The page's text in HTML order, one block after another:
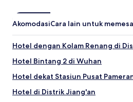
AkomodasiCara lain untuk
Hotel dengan Kolam Renang di
Hotel Bintang 2 di Wuhan
Hotel dekat Stasiun Pusat
Hotel di Distrik Jiang'an